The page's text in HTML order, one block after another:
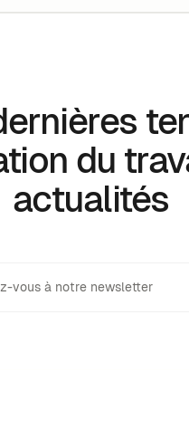
du
actualités